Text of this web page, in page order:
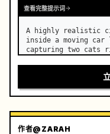
查看完整提示词
A highly realistic
inside a moving car
capturing two cats
作者@ZARAH